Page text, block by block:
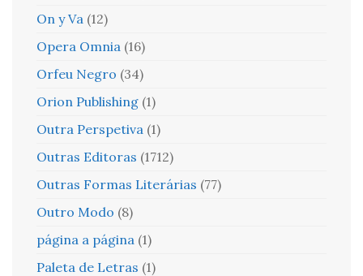
On y Va (12)
Opera Omnia (16)
Orfeu Negro (34)
Orion Publishing (1)
Outra Perspetiva (1)
Outras Editoras (1712)
Outras Formas Literárias (77)
Outro Modo (8)
página a página (1)
Paleta de Letras (1)